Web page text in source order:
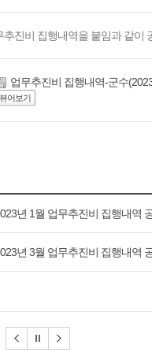
추진비 집행내역을 붙임과 같이
업무추진비 집행내역-군수
뷰어보기
년 1월 업무추진비 집행내역
년 3월 업무추진비 집행내역